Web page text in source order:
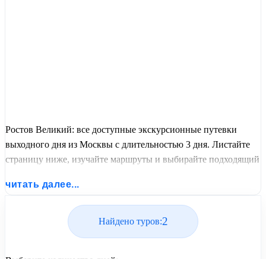
Ростов Великий: все доступные экскурсионные путевки
выходного дня из Москвы с длительностью 3 дня. Листайте
страницу ниже, изучайте маршруты и выбирайте подходящий
от United Travel Systems.
читать далее...
Найдено туров:2